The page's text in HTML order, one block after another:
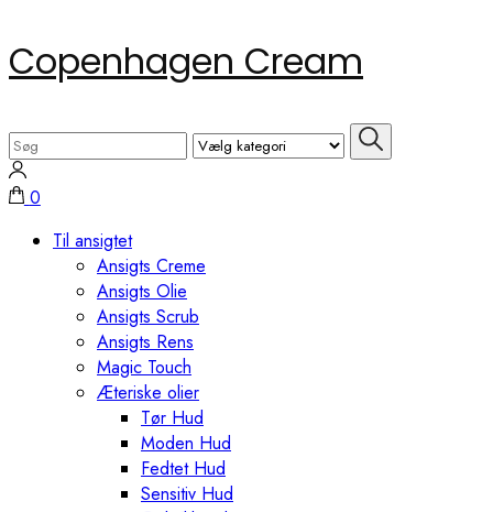
Skip
to
Enter)
Copenhagen Cream
Search
for:
0
Til ansigtet
Ansigts Creme
Ansigts Olie
Ansigts Scrub
Ansigts Rens
Magic Touch
Æteriske olier
Tør Hud
Moden Hud
Fedtet Hud
Sensitiv Hud